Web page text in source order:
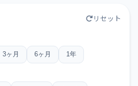
リセット
3ヶ月 6ヶ月 1年